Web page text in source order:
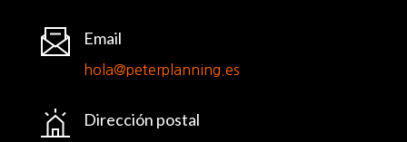
Email
hola@peterplanning.es
Dirección postal